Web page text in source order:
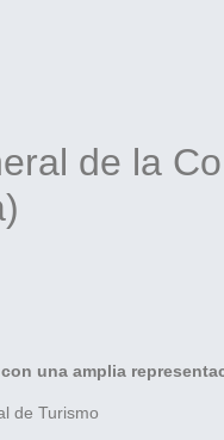
de la
una amplia
de Turismo